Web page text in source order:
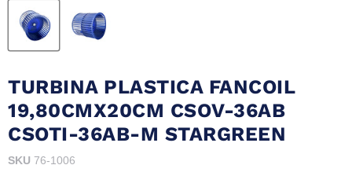
TURBINA PLASTICA FANCOIL
19,80CMX20CM CSOV-36AB
CSOTI-36AB-M STARGREEN
SKU 76-1006